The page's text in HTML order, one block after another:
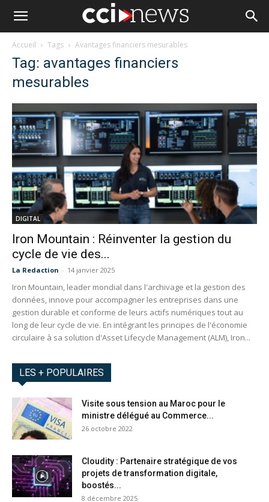
Accueil Tags Avantages financiers mesurables
Tag: avantages financiers
mesurables
DIGITAL
Iron Mountain : Réinventer la gestion du
cycle de vie des...
La Redaction - 14 janvier 2025
Iron Mountain, leader mondial dans l'archivage et la gestion des
données, innove pour accompagner les entreprises dans une
gestion durable et conforme de leurs actifs numériques tout au
long de leur cycle de vie. En intégrant les principes de l'économie
circulaire à sa solution d'Asset Lifecycle Management (ALM), Iron...
LES + POPULAIRES
Visite sous tension au Maroc pour le
ministre délégué au Commerce...
26 octobre 2022
Cloudity : Partenaire stratégique de vos
projets de transformation digitale,
boostés...
8 décembre 2025